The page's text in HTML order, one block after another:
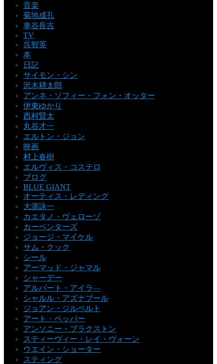
音楽
菊地成孔
車谷長吉
TV
呉智英
本
日記
サイモン・シン
沢木耕太郎
アンネ・ソフィー・フォン・オッター
伊東ゆかり
西村賢太
丸谷才一
エルトン・ジョン
映画
村上春樹
エルヴィス・コステロ
ブログ
BLUE GIANT
オーティス・レディング
大瀧詠一
カエタノ・ヴェローゾ
カーペンターズ
ジョージ・マイケル
サム・クック
シール
アーマッド・ジャマル
シャーデー
アルバート・アイラ―
シャルル・アズナブール
ジョアン・ジルベルト
アート・ペッパー
アンソニー・ブラクストン
スティーヴィー・レイ・ヴォーン
ウエイン・ショーター
スティング